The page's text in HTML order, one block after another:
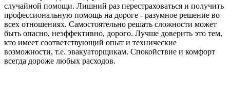
случайной помощи. Лишний раз перестраховаться и получить
профессиональную помощь на дороге - разумное решение во
всех отношениях. Самостоятельно решать сложности может
быть опасно, неэффективно, дорого. Лучше доверить это тем,
кто имеет соответствующий опыт и технические
возможности, т.е. эвакуаторщикам. Спокойствие и комфорт
всегда дороже любых расходов.